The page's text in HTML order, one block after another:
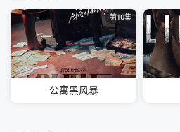
第10集
公寓黑风暴